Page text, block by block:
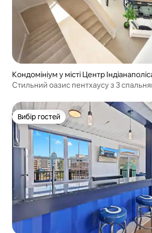
Кондомініум у місті Центр
Стильний оазис пентхаусу з 3
Вибір гостей
Вибір гостей